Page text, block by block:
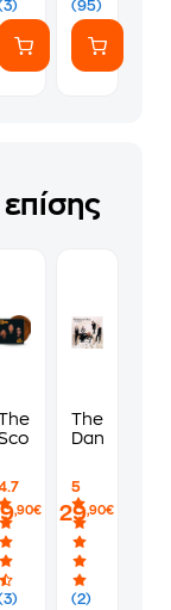
(95)
,90€
The
Dance
5
(2)
29,90€